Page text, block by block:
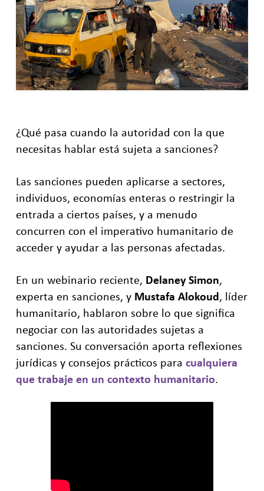
¿Qué pasa cuando la autoridad con la que
necesitas hablar está sujeta a sanciones?
Las sanciones pueden aplicarse a sectores,
individuos, economías enteras o restringir la
entrada a ciertos países, y a menudo
concurren con el imperativo humanitario de
acceder y ayudar a las personas afectadas.
En un webinario reciente, Delaney Simon,
experta en sanciones, y Mustafa Alokoud, líder
humanitario, hablaron sobre lo que significa
negociar con las autoridades sujetas a
sanciones. Su conversación aporta reflexiones
jurídicas y consejos prácticos para cualquiera
que trabaje en un contexto humanitario.